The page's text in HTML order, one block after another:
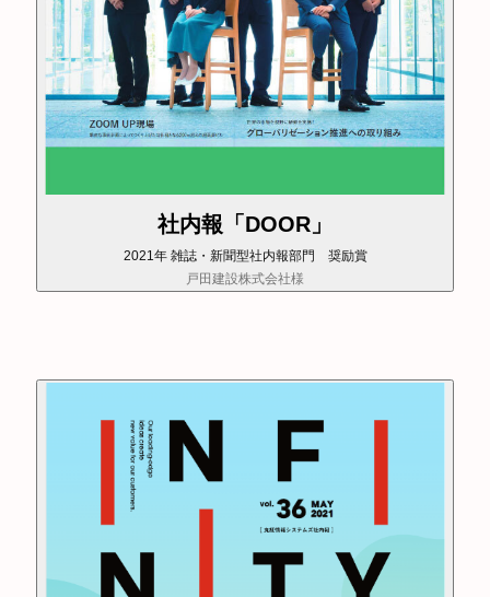
社内報「DOOR」
2021年 雑誌・新聞型社内報部門 奨励賞
戸田建設株式会社様